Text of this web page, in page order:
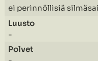
ei perinnöllisiä
-